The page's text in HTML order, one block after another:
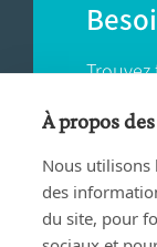
près de
À propos
Nous utilisons
des
du site, pour